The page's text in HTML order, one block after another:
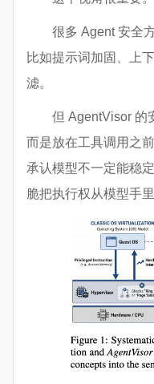
很多 Agent 安全
比如提示词加固、上
滤。
但 AgentVisor 的
而是放在工具调用之
承认模型不一定能稳
脆把执行权从模型手里